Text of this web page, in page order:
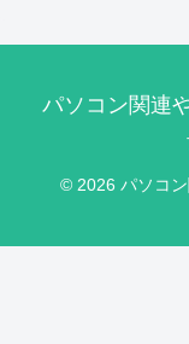
パソコン関連
© 2026 パソコ